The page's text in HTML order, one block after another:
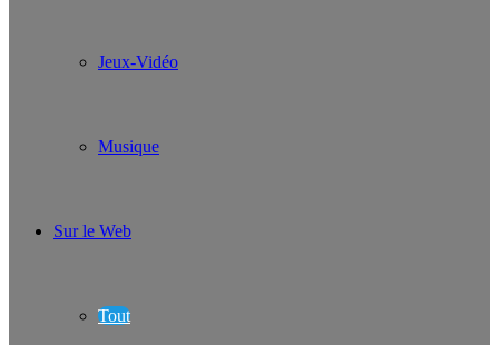
Jeux-Vidéo
Musique
Sur le Web
Tout